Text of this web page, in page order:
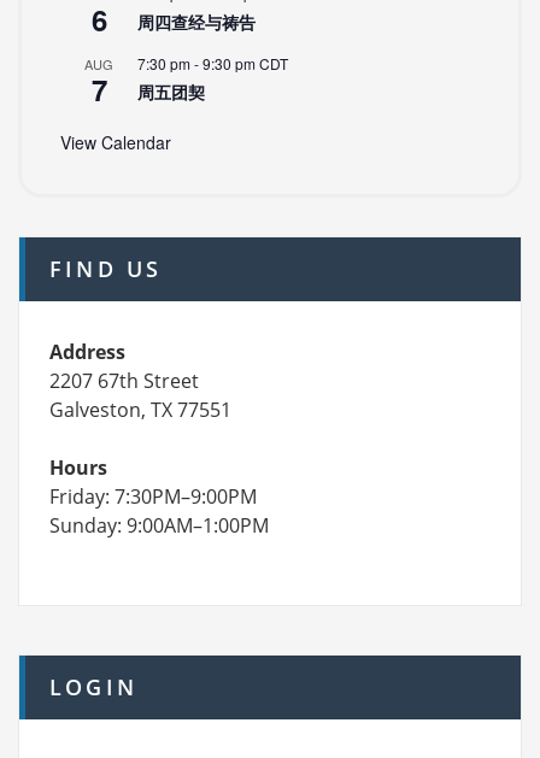
6 周四查经与祷告
AUG
7
7:30 pm-9:30 pmCDT
周五团契
View Calendar
FIND US
Address
2207 67th Street
Galveston, TX 77551
Hours
Friday: 7:30PM–9:00PM
Sunday: 9:00AM–1:00PM
LOGIN